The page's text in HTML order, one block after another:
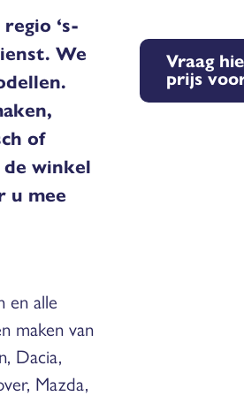
‘s-
We
of
de winkel
u mee
en alle
maken van
Dacia,
Mazda,
Vraag
prijs